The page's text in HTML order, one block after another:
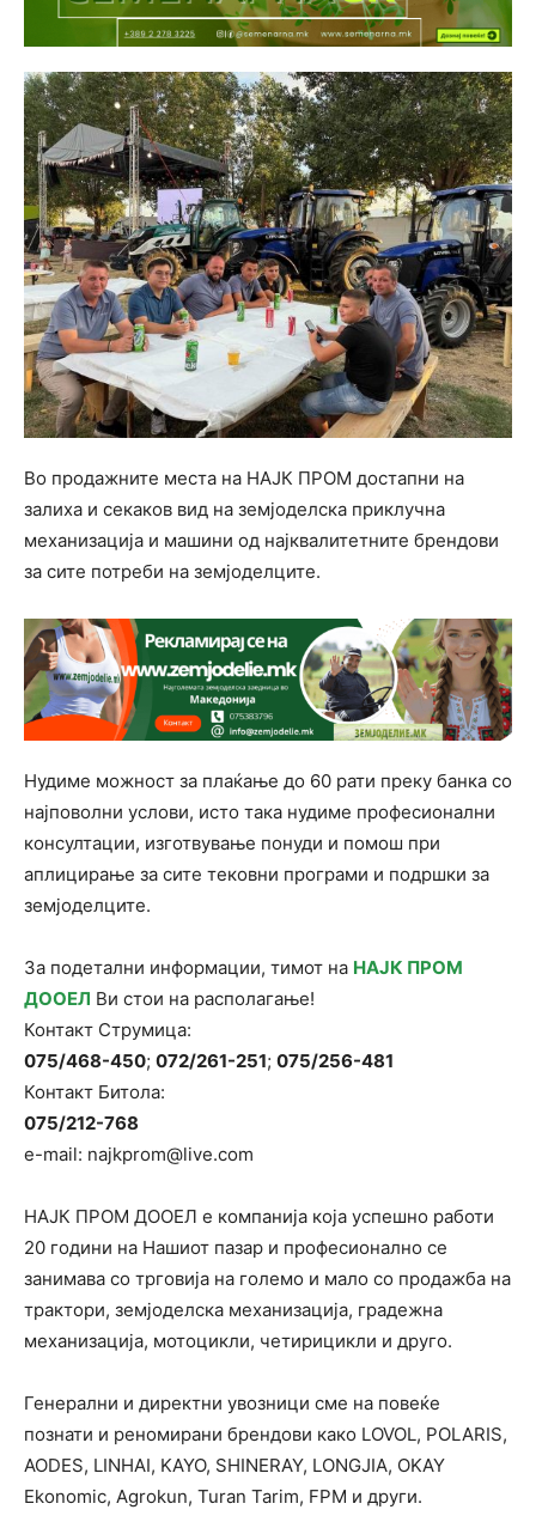
Во продажните места на НАЈК ПРОМ достапни на
залиха и секаков вид на земјоделска приклучна
механизација и машини од најквалитетните брендови
за сите потреби на земјоделците.
Нудиме можност за плаќање до 60 рати преку банка со
најповолни услови, исто така нудиме професионални
консултации, изготвување понуди и помош при
аплицирање за сите тековни програми и подршки за
земјоделците.
За подетални информации, тимот на НАЈК ПРОМ
ДООЕЛ Ви стои на располагање!
Контакт Струмица:
075/468-450; 072/261-251; 075/256-481
Контакт Битола:
075/212-768
e-mail: najkprom@live.com
НАЈК ПРОМ ДООЕЛ е компанија која успешно работи
20 години на Нашиот пазар и професионално се
занимава со трговија на големо и мало со продажба на
трактори, земјоделска механизација, градежна
механизација, мотоцикли, четирицикли и друго.
Генерални и директни увозници сме на повеќе
познати и реномирани брендови како LOVOL, POLARIS,
AODES, LINHAI, KAYO, SHINERAY, LONGJIA, OKAY
Ekonomic, Agrokun, Turan Tarim, FPM и други.